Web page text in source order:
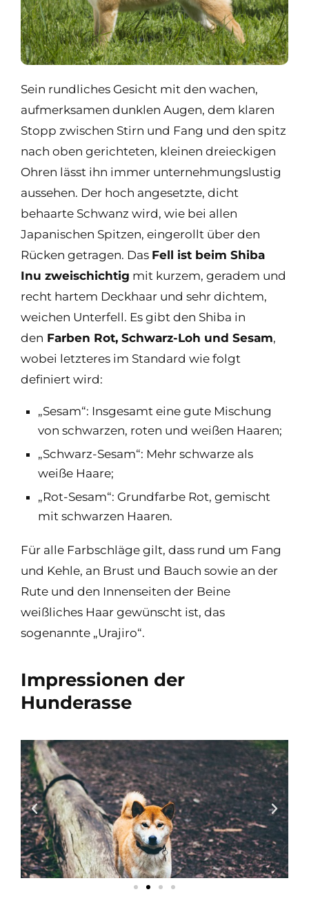
Sein rundliches Gesicht mit den wachen,
aufmerksamen dunklen Augen, dem klaren
Stopp zwischen Stirn und Fang und den spitz
nach oben gerichteten, kleinen dreieckigen
Ohren lässt ihn immer unternehmungslustig
aussehen. Der hoch angesetzte, dicht
behaarte Schwanz wird, wie bei allen
Japanischen Spitzen, eingerollt über den
Rücken getragen. Das Fell ist beim Shiba
Inu zweischichtig mit kurzem, geradem und
recht hartem Deckhaar und sehr dichtem,
weichen Unterfell. Es gibt den Shiba in
den Farben Rot, Schwarz-Loh und Sesam,
wobei letzteres im Standard wie folgt
definiert wird:
„Sesam“: Insgesamt eine gute Mischung
von schwarzen, roten und weißen Haaren;
„Schwarz-Sesam“: Mehr schwarze als
weiße Haare;
„Rot-Sesam“: Grundfarbe Rot, gemischt
mit schwarzen Haaren.
Für alle Farbschläge gilt, dass rund um Fang
und Kehle, an Brust und Bauch sowie an der
Rute und den Innenseiten der Beine
weißliches Haar gewünscht ist, das
sogenannte „Urajiro“.
Impressionen der
Hunderasse